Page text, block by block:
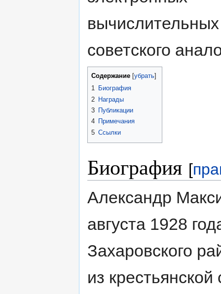
советского
Содержание убрать
1 Биография
2 Награды
3 Публикации
4 Примечания
5 Ссылки
Биография [
Александр
августа 1928
Захаровского
из